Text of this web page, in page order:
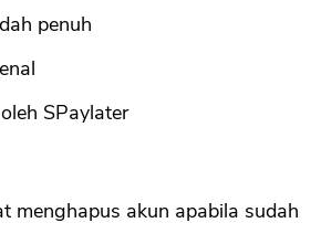
penuh
SPaylater
menghapus akun apabila sudah